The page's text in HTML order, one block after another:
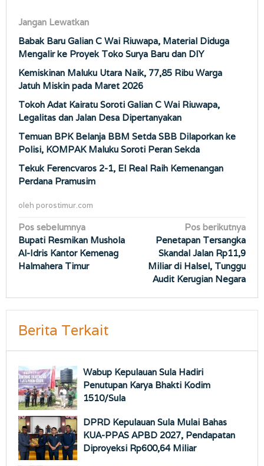
Jangan Lewatkan
Babak Baru Galian C Wai Riuwapa, Material Diduga
Mengalir ke Proyek Toko Surya Baru dan DIY
Kemiskinan Maluku Utara Naik, 77,85 Ribu Warga
Jatuh Miskin pada Maret 2026
Tokoh Adat Kairatu Soroti Galian C Wai Riuwapa,
Legalitas dan Jalan Desa Dipertanyakan
Temuan BPK Belanja BBM Setda SBB Dilaporkan ke
Polisi, KOMPAK Maluku Soroti Peran Sekda
Tekuk Ferencvaros 2-1, El Real Raih Kemenangan
Perdana Pramusim
oleh porostimur.com
Navigasi
pos
Pos sebelumnya
Bupati Resmikan Mushola
Al-Idris Kantor Kemenag
Halmahera Timur
Pos berikutnya
Penetapan Tersangka
Skandal Jalan Rp11,9
Miliar di Halsel, Tunggu
Audit Kerugian Negara
Berita Terkait
Wabup Kepulauan Sula Hadiri
Penutupan Karya Bhakti Kodim
1510/Sula
DPRD Kepulauan Sula Mulai Bahas
KUA-PPAS APBD 2027, Pendapatan
Diproyeksi Rp600,64 Miliar